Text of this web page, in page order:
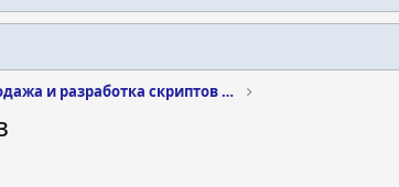
Покупка, продажа и разработка скриптов HYIP